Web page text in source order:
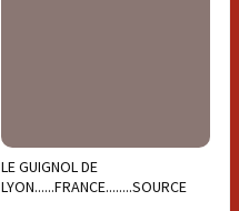
LE GUIGNOL DE
LYON......FRANCE........SOURCE